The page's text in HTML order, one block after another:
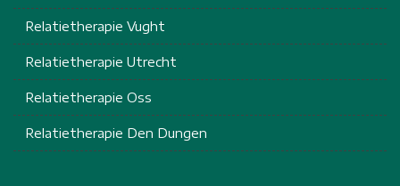
Relatietherapie Vught
Relatietherapie Utrecht
Relatietherapie Oss
Relatietherapie Den Dungen